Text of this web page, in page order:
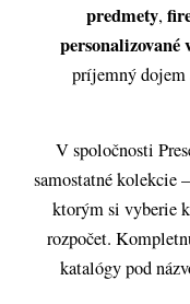
predmety,
personalizované
príjemný dojem
V spoločnosti
samostatné kolekcie –
ktorým si vyberie
rozpočet.
katalógy pod